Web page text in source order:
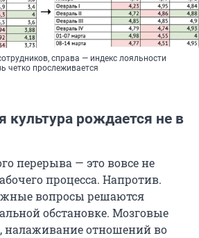
справа — индекс лояльности
четко прослеживается
культура рождается не в
перерыва — это вовсе не
процесса. Напротив.
вопросы решаются
обстановке. Мозговые
налаживание отношений во